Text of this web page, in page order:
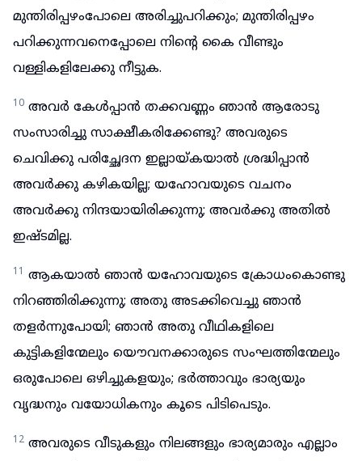
മുന്തിരിപ്പഴംപോലെ അരിച്ചുപറിക്കും; മുന്തിരിപ്പഴം
പറിക്കുന്നവനെപ്പോലെ നിന്റെ കൈ വീണ്ടും
വള്ളികളിലേക്കു നീട്ടുക.
10 അവർ കേൾപ്പാൻ തക്കവണ്ണം ഞാൻ ആരോടു
സംസാരിച്ചു സാക്ഷീകരിക്കേണ്ടു? അവരുടെ
ചെവിക്കു പരിച്ഛേദന ഇല്ലായ്കയാൽ ശ്രദ്ധിപ്പാൻ
അവർക്കു കഴികയില്ല; യഹോവയുടെ വചനം
അവർക്കു നിന്ദയായിരിക്കുന്നു; അവർക്കു അതിൽ
ഇഷ്ടമില്ല.
11 ആകയാൽ ഞാൻ യഹോവയുടെ ക്രോധംകൊണ്ടു
നിറഞ്ഞിരിക്കുന്നു; അതു അടക്കിവെച്ചു ഞാൻ
തളർന്നുപോയി; ഞാൻ അതു വീഥികളിലെ
കുട്ടികളിന്മേലും യൌവനക്കാരുടെ സംഘത്തിന്മേലും
ഒരുപോലെ ഒഴിച്ചുകളയും; ഭർത്താവും ഭാര്യയും
വൃദ്ധനും വയോധികനും കൂടെ പിടിപെടും.
12 അവരുടെ വീടുകളും നിലങ്ങളും ഭാര്യമാരും എല്ലാം